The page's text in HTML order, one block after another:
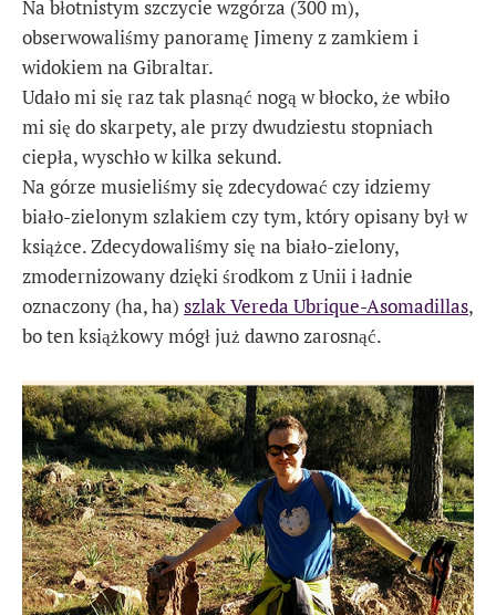
Na błotnistym szczycie wzgórza (300 m),
obserwowaliśmy panoramę Jimeny z zamkiem i
widokiem na Gibraltar.
Udało mi się raz tak plasnąć nogą w błocko, że wbiło
mi się do skarpety, ale przy dwudziestu stopniach
ciepła, wyschło w kilka sekund.
Na górze musieliśmy się zdecydować czy idziemy
biało-zielonym szlakiem czy tym, który opisany był w
książce. Zdecydowaliśmy się na biało-zielony,
zmodernizowany dzięki środkom z Unii i ładnie
oznaczony (ha, ha) szlak Vereda Ubrique-Asomadillas,
bo ten książkowy mógł już dawno zarosnąć.